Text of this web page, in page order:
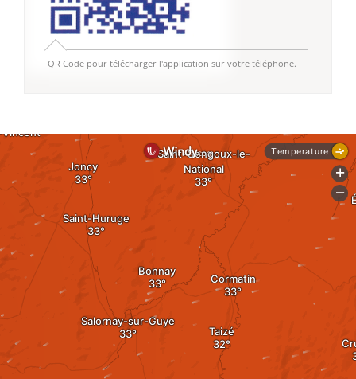
QR Code pour télécharger l'application sur votre téléphone.